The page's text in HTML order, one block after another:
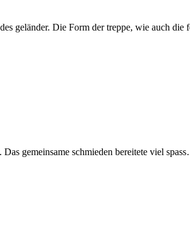
geländer. Die Form der treppe, wie auch
gemeinsame schmieden bereitete viel